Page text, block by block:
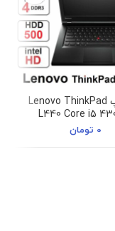
لپ تاپ Lenovo ThinkPad
L440 Core i5
0 تومان